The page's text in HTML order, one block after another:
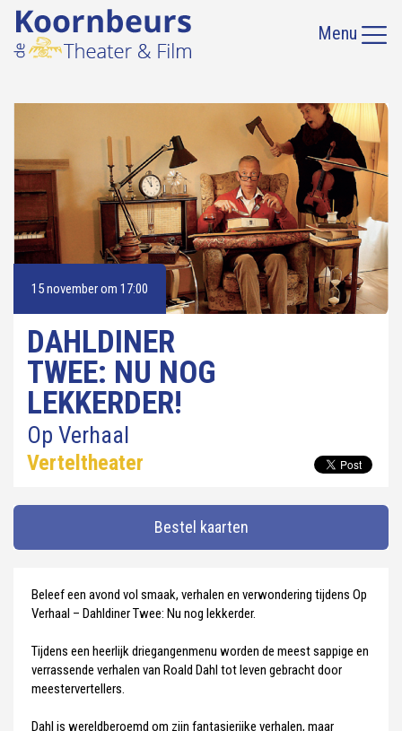
Menu
15 november om 17:00
DAHLDINER
TWEE: NU NOG
LEKKERDER!
Op Verhaal
Verteltheater
Bestel kaarten
Beleef een avond vol smaak, verhalen en verwondering tijdens Op
Verhaal – Dahldiner Twee: Nu nog lekkerder.
Tijdens een heerlijk driegangenmenu worden de meest sappige en
verrassende verhalen van Roald Dahl tot leven gebracht door
meestervertellers.
Dahl is wereldberoemd om zijn fantasierijke verhalen, maar